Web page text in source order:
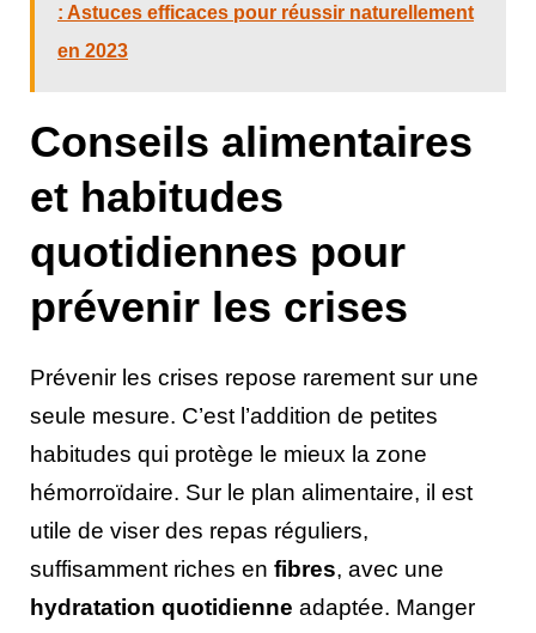
: Astuces efficaces pour réussir naturellement
en 2023
Conseils alimentaires
et habitudes
quotidiennes pour
prévenir les crises
Prévenir les crises repose rarement sur une
seule mesure. C’est l’addition de petites
habitudes qui protège le mieux la zone
hémorroïdaire. Sur le plan alimentaire, il est
utile de viser des repas réguliers,
suffisamment riches en fibres, avec une
hydratation quotidienne adaptée. Manger